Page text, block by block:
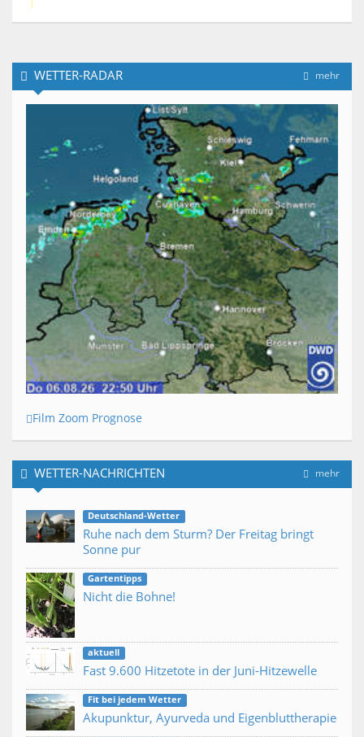
mehr
WETTER-RADAR
Film Zoom Prognose
mehr
WETTER-NACHRICHTEN
Deutschland-Wetter
Ruhe nach dem Sturm? Der Freitag bringt
Sonne pur
Gartentipps
Nicht die Bohne!
aktuell
Fast 9.600 Hitzetote in der Juni-Hitzewelle
Fit bei jedem Wetter
Akupunktur, Ayurveda und Eigenbluttherapie